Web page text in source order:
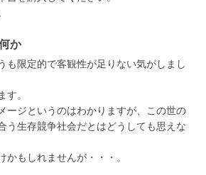
か
も限定的で客観性が足りない気がしまし
す。
ージというのはわかりますが、この世の
う生存競争社会だとはどうしても思えな
かもしれませんが・・・。